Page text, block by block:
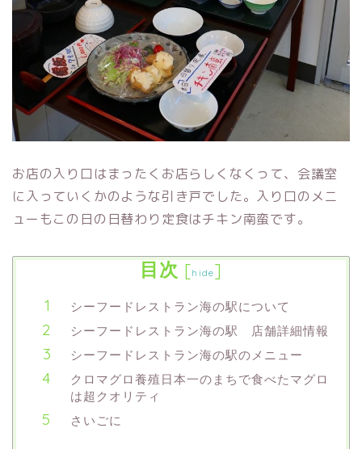
お店の入り口はまったくお店らしくなくって、会議室
に入っていくかのような引き戸でした。入り口のメニ
ューもこの日の日替わり定食はチキン南蛮です。
目次 [hide]
シーフードレストラン海の駅について
シーフードレストラン海の駅 店舗詳細情報
シーフードレストラン海の駅のメニュー
クロマグロ養殖日本一のまちで食べたマグロ
は超クオリティ
さいごに